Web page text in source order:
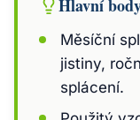
Hlavní
Měsíční
jistiny,
splácení.